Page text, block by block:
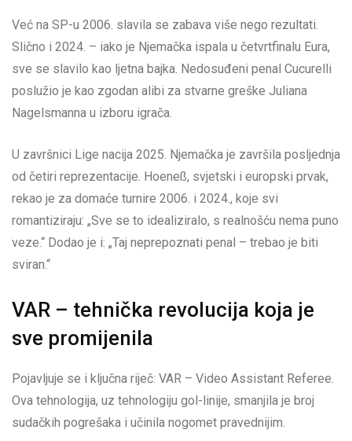
Već na SP-u 2006. slavila se zabava više nego rezultati.
Slično i 2024. – iako je Njemačka ispala u četvrtfinalu Eura,
sve se slavilo kao ljetna bajka. Nedosuđeni penal Cucurelli
poslužio je kao zgodan alibi za stvarne greške Juliana
Nagelsmanna u izboru igrača.
U završnici Lige nacija 2025. Njemačka je završila posljednja
od četiri reprezentacije. Hoeneß, svjetski i europski prvak,
rekao je za domaće turnire 2006. i 2024., koje svi
romantiziraju: „Sve se to idealiziralo, s realnošću nema puno
veze.“ Dodao je i: „Taj neprepoznati penal – trebao je biti
sviran.“
VAR – tehnička revolucija koja je
sve promijenila
Pojavljuje se i ključna riječ: VAR – Video Assistant Referee.
Ova tehnologija, uz tehnologiju gol-linije, smanjila je broj
sudačkih pogrešaka i učinila nogomet pravednijim.